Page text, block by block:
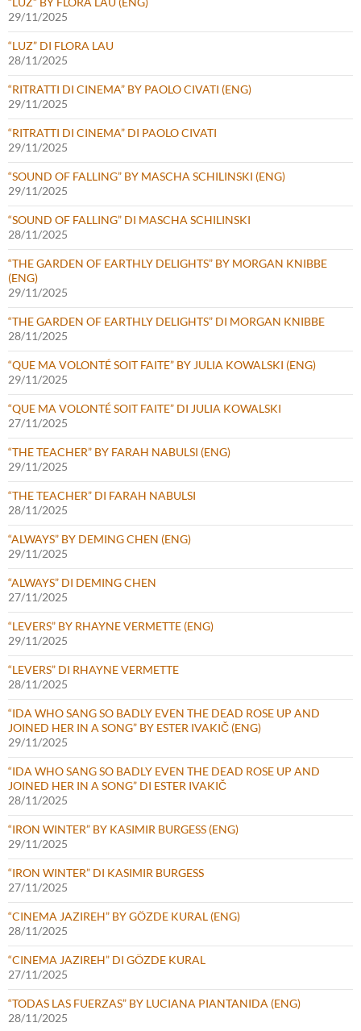
29/11/2025
“LUZ” DI FLORA LAU
28/11/2025
“RITRATTI DI CINEMA” BY PAOLO CIVATI (ENG)
29/11/2025
“RITRATTI DI CINEMA” DI PAOLO CIVATI
29/11/2025
“SOUND OF FALLING” BY MASCHA SCHILINSKI (ENG)
29/11/2025
“SOUND OF FALLING” DI MASCHA SCHILINSKI
28/11/2025
“THE GARDEN OF EARTHLY DELIGHTS” BY MORGAN KNIBBE
(ENG)
29/11/2025
“THE GARDEN OF EARTHLY DELIGHTS” DI MORGAN KNIBBE
28/11/2025
“QUE MA VOLONTÉ SOIT FAITE” BY JULIA KOWALSKI (ENG)
29/11/2025
“QUE MA VOLONTÉ SOIT FAITE” DI JULIA KOWALSKI
27/11/2025
“THE TEACHER” BY FARAH NABULSI (ENG)
29/11/2025
“THE TEACHER” DI FARAH NABULSI
28/11/2025
“ALWAYS” BY DEMING CHEN (ENG)
29/11/2025
“ALWAYS” DI DEMING CHEN
27/11/2025
“LEVERS” BY RHAYNE VERMETTE (ENG)
29/11/2025
“LEVERS” DI RHAYNE VERMETTE
28/11/2025
“IDA WHO SANG SO BADLY EVEN THE DEAD ROSE UP AND
JOINED HER IN A SONG” BY ESTER IVAKIČ (ENG)
29/11/2025
“IDA WHO SANG SO BADLY EVEN THE DEAD ROSE UP AND
JOINED HER IN A SONG” DI ESTER IVAKIČ
28/11/2025
“IRON WINTER” BY KASIMIR BURGESS (ENG)
29/11/2025
“IRON WINTER” DI KASIMIR BURGESS
27/11/2025
“CINEMA JAZIREH” BY GÖZDE KURAL (ENG)
28/11/2025
“CINEMA JAZIREH” DI GÖZDE KURAL
27/11/2025
“TODAS LAS FUERZAS” BY LUCIANA PIANTANIDA (ENG)
28/11/2025